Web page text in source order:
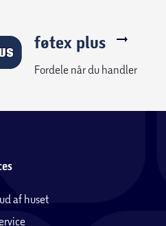
føtex plus
Fordele når du handler
af huset